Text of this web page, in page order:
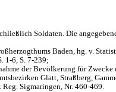
Soldaten. Die
Baden, hg. v.
1-6, S. 7-239;
der Bevölkerung für Zwecke
Glatt, Straßberg,
Sigmaringen, Nr. 460-469.